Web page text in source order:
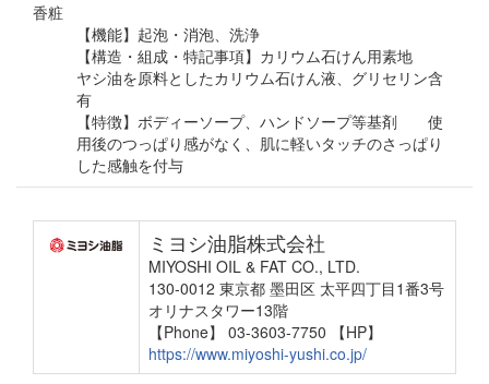
香粧
【機能】起泡・消泡、洗浄
【構造・組成・特記事項】カリウム石けん用素地
ヤシ油を原料としたカリウム石けん液、グリセリン含
有
【特徴】ボディーソープ、ハンドソープ等基剤 使
用後のつっぱり感がなく、肌に軽いタッチのさっぱり
した感触を付与
ミヨシ油脂株式会社
MIYOSHI OIL & FAT CO., LTD.
130-0012 東京都 墨田区 太平四丁目1番3号
オリナスタワー13階
【Phone】 03-3603-7750
【HP】
https://www.miyoshi-yushi.co.jp/